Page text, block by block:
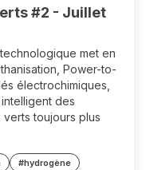
#2 - Juillet
met en
Power-to-
électrochimiques,
des
toujours plus
#hydrogène